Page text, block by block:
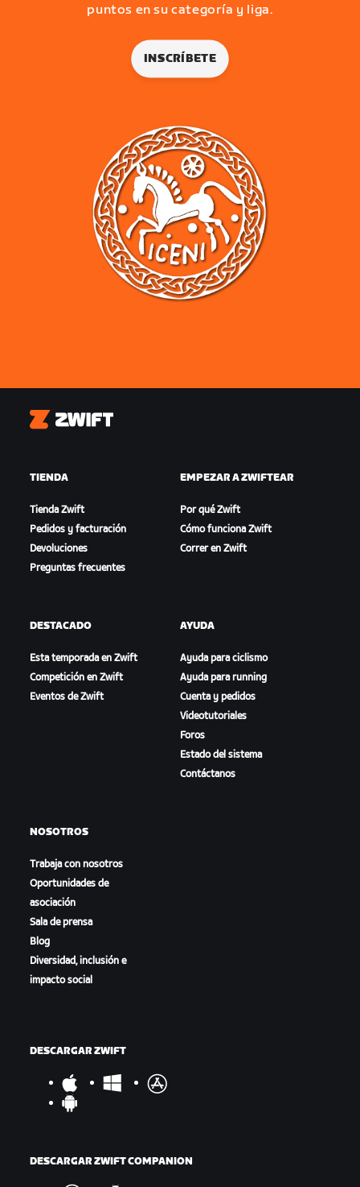
puntos en su categoría y liga.
INSCRÍBETE
Zwift
TIENDA
Tienda Zwift
Pedidos y facturación
Devoluciones
Preguntas frecuentes
EMPEZAR A ZWIFTEAR
Por qué Zwift
Cómo funciona Zwift
Correr en Zwift
DESTACADO
Esta temporada en Zwift
Competición en Zwift
Eventos de Zwift
AYUDA
Ayuda para ciclismo
Ayuda para running
Cuenta y pedidos
Videotutoriales
Foros
Estado del sistema
Contáctanos
NOSOTROS
Trabaja con nosotros
Oportunidades de
asociación
Sala de prensa
Blog
Diversidad, inclusión e
impacto social
DESCARGAR ZWIFT
DESCARGAR ZWIFT COMPANION